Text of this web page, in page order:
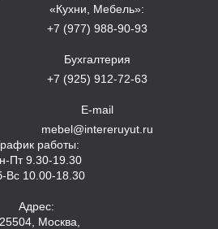
«Кухни, Мебель»:
+7 (977) 988-90-93
Бухгалтерия
+7 (925) 912-72-63
E-mail
mebel@intereruyut.ru
работы:
Пт 9.30-19.30
Вс 10.00-18.30
Адрес:
Москва,